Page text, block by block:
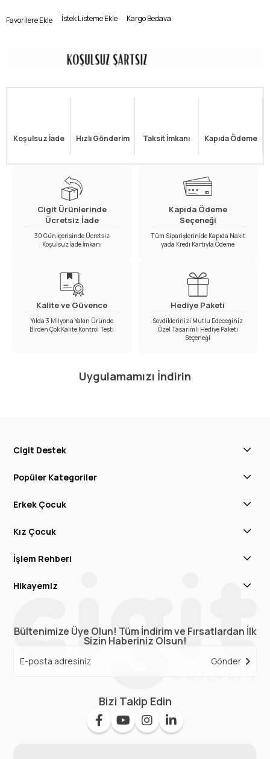
Favorilere Ekle İstek Listeme Ekle Kargo Bedava
Koşulsuz İade Hızlı Gönderim Taksit İmkanı Kapıda Ödeme
Cigit Ürünlerinde
Ücretsiz İade
30 Gün İçerisinde Ücretsiz
Koşulsuz İade İmkanı
Kapıda Ödeme
Seçeneği
Tüm Siparişlerinide Kapıda Nakit
yada Kredi Kartıyla Ödeme
Kalite ve Güvence
Yılda 3 Milyona Yakın Üründe
Birden Çok Kalite Kontrol Testi
Hediye Paketi
Sevdiklerinizi Mutlu Edeceğiniz
Özel Tasarımlı Hediye Paketi
Seçeneği
Uygulamamızı İndirin
Cigit Destek
Popüler Kategoriler
Erkek Çocuk
Kız Çocuk
İşlem Rehberi
Hikayemiz
Bültenimize Üye Olun! Tüm İndirim ve Fırsatlardan İlk
Sizin Haberiniz Olsun!
Gönder
Bizi Takip Edin